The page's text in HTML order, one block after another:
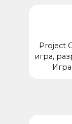
Project
игра,